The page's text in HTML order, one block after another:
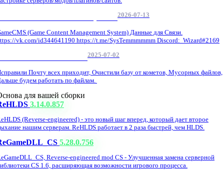
2026-07-13
(Game Content Management System) Данные для Связи.
vk.com/id344641190 https://t.me/SysTemmmmmm Discord: Wizard#2169
2025-07-02
Почту всех приходит, Очистили базу от кометов, Мусорных файлов,
будем работать по файлам.
для вашей сборки
3.14.0.857
(Reverse-engineered) - это новый шаг вперед, который дает второе
нашим серверам. ReHLDS работает в 2 раза быстрей, чем HLDS.
5.28.0.756
Reverse-engineered mod CS - Улучшенная замена серверной
CS 1.6, расширяющая возможности игрового процесса.